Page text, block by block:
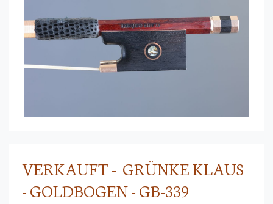
VERKAUFT - GRÜNKE KLAUS
- GOLDBOGEN - GB-339